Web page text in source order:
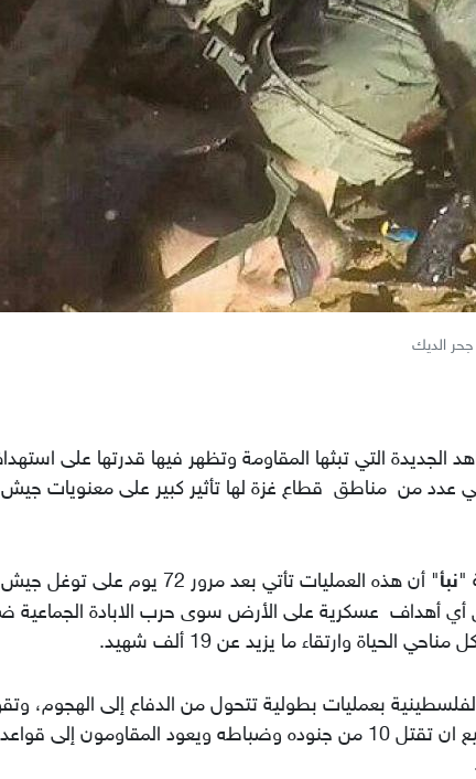
الديك
الجديدة التي تبثها المقاومة وتظهر فيها قدرتها على
في عدد من مناطق قطاع غزة لها تأثير كبير على معنويات جيش
"نبأ
" أن هذه العمليات تأتي بعد مرور 72 يوم على توغل جيش
أي أهداف عسكرية على الأرض سوى حرب الابادة الجماعية
وارتقاء ما يزيد عن 19 ألف شهيد.
بعمليات بطولية تتحول من الدفاع إلى الهجوم،
بعملية في عمق وقلب القوات الإسرائيلية وتستطيع ان تقتل 10 من جنوده وضباطه ويعود المقاومون إلى